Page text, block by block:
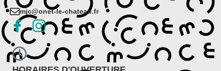
mjc@onet-le-chateau.fr